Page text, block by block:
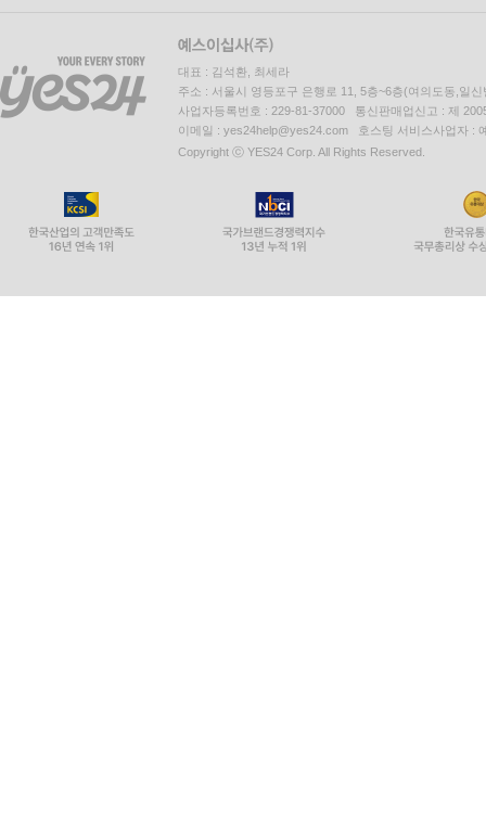
대표 : 김석환, 최세라
주소 : 서울시 영등포구 은행로 11, 5층~6층(여의도동,일신
사업자등록번호 : 229-81-37000 통신판매업신고 : 제
이메일 : yes24help@yes24.com 호스팅 서비스사업자 :
Copyright ⓒ YES24 Corp. All Rights Reserved.